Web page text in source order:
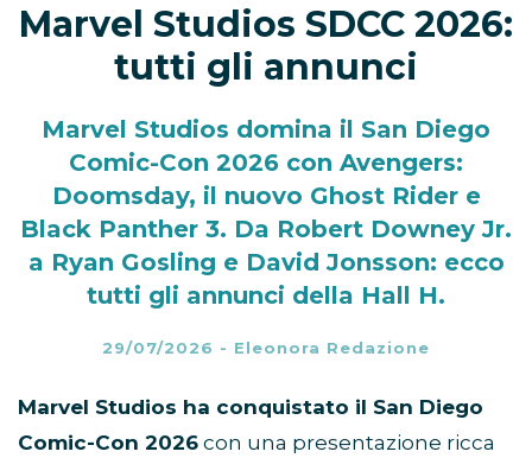
Marvel Studios SDCC 2026:
tutti gli annunci
Marvel Studios domina il San Diego
Comic-Con 2026 con Avengers:
Doomsday, il nuovo Ghost Rider e
Black Panther 3. Da Robert Downey Jr.
a Ryan Gosling e David Jonsson: ecco
tutti gli annunci della Hall H.
29/07/2026 - Eleonora Redazione
Marvel Studios ha conquistato il San Diego
Comic-Con 2026 con una presentazione ricca